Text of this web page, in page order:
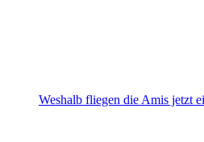
Weshalb fliegen die Amis jetzt